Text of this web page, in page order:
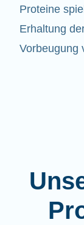
Proteine
Erhaltung
Vorbeugung